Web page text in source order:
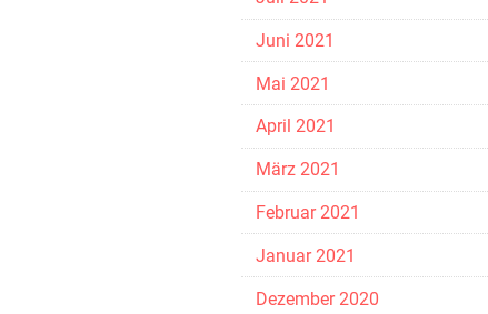
Juni 2021
Mai 2021
April 2021
März 2021
Februar 2021
Januar 2021
Dezember 2020